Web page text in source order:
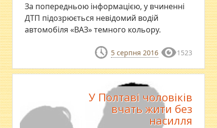
За попередньою інформацією, у вчиненні
ДТП підозрюється невідомий водій
автомобіля «ВАЗ» темного кольору.
5 серпня 2016 1523
У Полтаві чоловіків
вчать жити без
насилля